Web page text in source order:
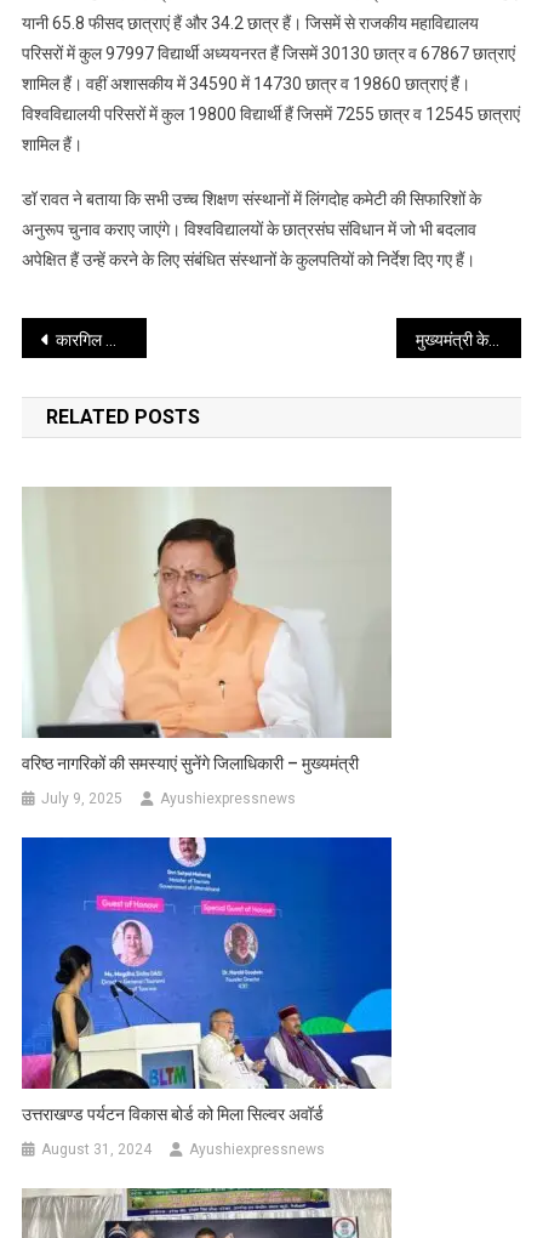
यानी 65.8 फीसद छात्राएं हैं और 34.2 छात्र हैं। जिसमें से राजकीय महाविद्यालय
परिसरों में कुल 97997 विद्यार्थी अध्ययनरत हैं जिसमें 30130 छात्र व 67867 छात्राएं
शामिल हैं। वहीं अशासकीय में 34590 में 14730 छात्र व 19860 छात्राएं हैं।
विश्वविद्यालयी परिसरों में कुल 19800 विद्यार्थी हैं जिसमें 7255 छात्र व 12545 छात्राएं
शामिल हैं।
डॉ रावत ने बताया कि सभी उच्च शिक्षण संस्थानों में लिंगदोह कमेटी की सिफारिशों के
अनुरूप चुनाव कराए जाएंगे। विश्वविद्यालयों के छात्रसंघ संविधान में जो भी बदलाव
अपेक्षित हैं उन्हें करने के लिए संबंधित संस्थानों के कुलपतियों को निर्देश दिए गए हैं।
Post
navigation
कारगिल विजय दिवस” रजत जयंती 2024 का आयोजन मुख्यमंत्री के समक्ष विभिन्न क्षेत्रों से आये लोगों ने सड़क, बिजली, पेयजल, स्वास्थ्य, आदि विभिन्न समस्याओं को रखा
RELATED POSTS
वरिष्ठ नागरिकों की समस्याएं सुनेंगे जिलाधिकारी – मुख्यमंत्री
July 9, 2025 Ayushiexpressnews
उत्तराखण्ड पर्यटन विकास बोर्ड को मिला सिल्वर अवॉर्ड
August 31, 2024 Ayushiexpressnews